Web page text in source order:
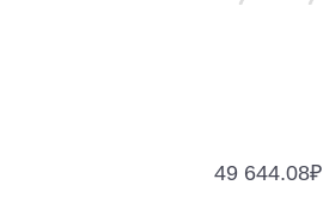
49 644.08₽